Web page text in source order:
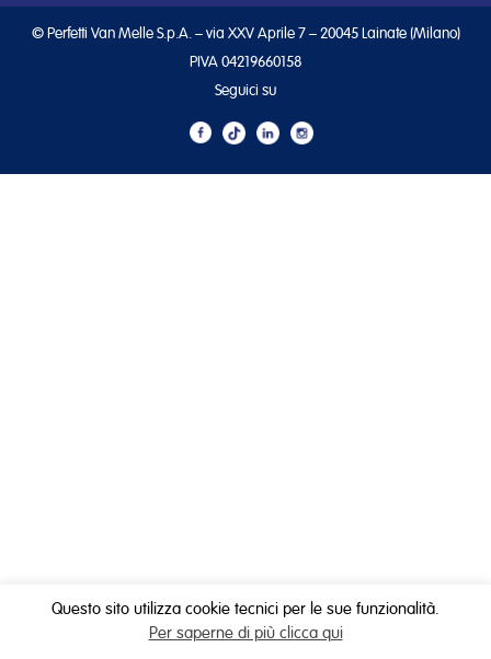
© Perfetti Van Melle S.p.A. – via XXV Aprile 7 – 20045 Lainate (Milano)
PIVA 04219660158
Seguici su
Questo sito utilizza cookie tecnici per le sue funzionalità.
Per saperne di più clicca qui